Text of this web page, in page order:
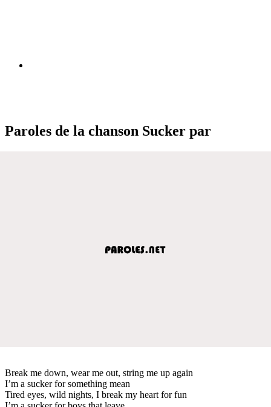
Paroles de la chanson Sucker par
Break me down, wear me out, string me up again
I’m a sucker for something mean
Tired eyes, wild nights, I break my heart for fun